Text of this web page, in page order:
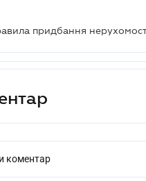
придбання
коментар